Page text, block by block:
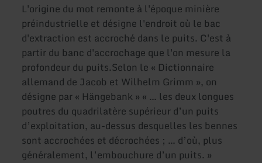
L'origine du mot remonte à l'époque minière
préindustrielle et désigne l'endroit où le bac
d'extraction est accroché dans le puits. C'est à
partir du banc d'accrochage que l'on mesure la
profondeur du puits.Selon le « Dictionnaire
allemand de Jacob et Wilhelm Grimm », on
désigne par « Hängebank » « … les deux longues
poutres du quadrilatère supérieur d’un puits
d’exploitation, au-dessus desquelles les bennes
sont accrochées et décrochées ; … d’où, plus
généralement, l’embouchure d’un puits. »